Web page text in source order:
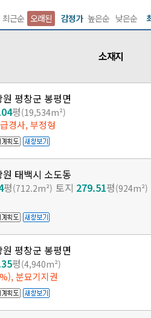
최근순 오래된 감정가 높은순 낮은순
소재지
평창군 봉평면
평(19,534m²)
경사, 부정형
태백시 소도동
평(712.2m²) 토지 279.51평(924m²)
평창군 봉평면
평(4,940m²)
분묘기지권